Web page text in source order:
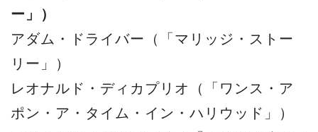
ー」）
アダム・ドライバー（「マリッジ・ストー
リー」）
レオナルド・ディカプリオ（「ワンス・ア
ポン・ア・タイム・イン・ハリウッド」）